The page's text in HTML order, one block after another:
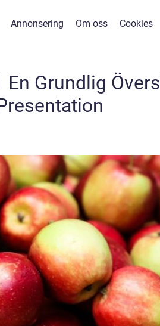
Annonsering Om oss Cookies
En Grundlig